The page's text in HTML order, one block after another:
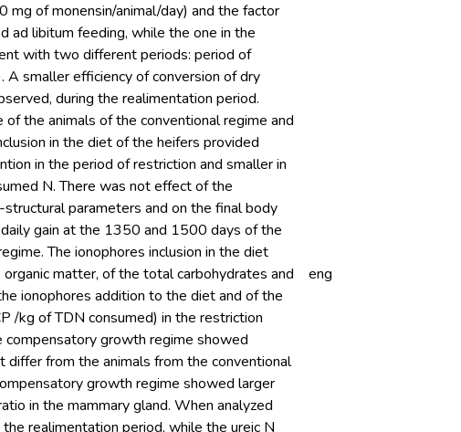
of monensin/animal/day) and the factor
ad libitum feeding, while the one in the
with two different periods: period of
smaller efficiency of conversion of dry
during the realimentation period.
the animals of the conventional regime and
in the diet of the heifers provided
in the period of restriction and smaller in
N. There was not effect of the
parameters and on the final body
gain at the 1350 and 1500 days of the
The ionophores inclusion in the diet
matter, of the total carbohydrates and
ionophores addition to the diet and of the
/kg of TDN consumed) in the restriction
compensatory growth regime showed
from the animals from the conventional
growth regime showed larger
in the mammary gland. When analyzed
realimentation period, while the ureic N
eng